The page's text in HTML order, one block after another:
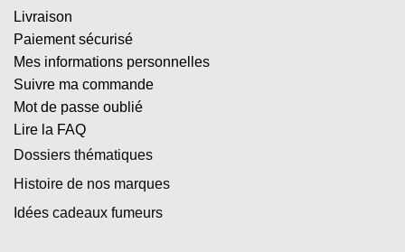
Livraison
Paiement sécurisé
Mes informations personnelles
Suivre ma commande
Mot de passe oublié
Lire la FAQ
Dossiers thématiques
Histoire de nos marques
Idées cadeaux fumeurs